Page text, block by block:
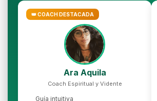
👑 COACH DESTACADA
Ara Aquila
Coach Espiritual y Vidente
Guía intuitiva